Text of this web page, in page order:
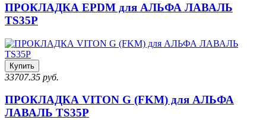
ПРОКЛАДКА EPDM для АЛЬФА ЛАВАЛЬ
TS35P
Купить
33707.35 руб.
ПРОКЛАДКА VITON G (FKM) для АЛЬФА
ЛАВАЛЬ TS35P